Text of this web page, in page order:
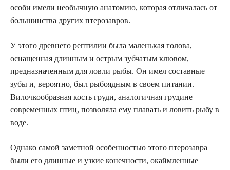
особи имели необычную анатомию, которая отличалась от
большинства других птерозавров.
У этого древнего рептилии была маленькая голова,
оснащенная длинным и острым зубчатым клювом,
предназначенным для ловли рыбы. Он имел составные
зубы и, вероятно, был рыбоядным в своем питании.
Вилочкообразная кость груди, аналогичная грудине
современных птиц, позволяла ему плавать и ловить рыбу в
воде.
Однако самой заметной особенностью этого птерозавра
были его длинные и узкие конечности, окаймленные